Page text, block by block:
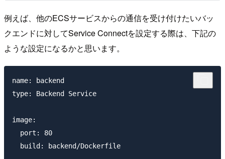
例えば、他のECSサービスからの通信を受け付けたいバッ
クエンドに対してService Connectを設定する際は、下記の
ような設定になるかと思います。
name: backend
type: Backend Service
image:
  port: 80
  build: backend/Dockerfile